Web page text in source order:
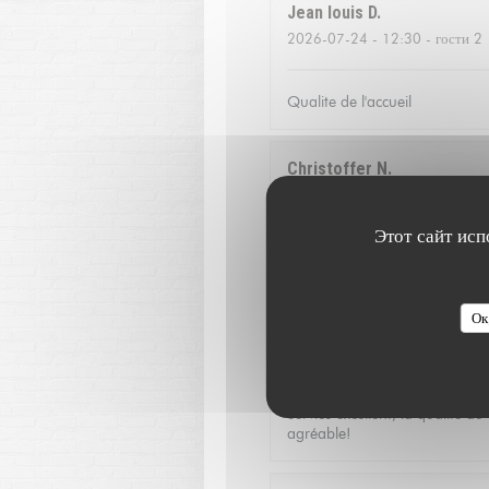
Этот сайт
Jean louis D
2026-07-24 - 12:30 - гости 2
Qualite de l'accueil
Christoffer N
Fantastic food and good
Service excellent, la qualité
agréable!